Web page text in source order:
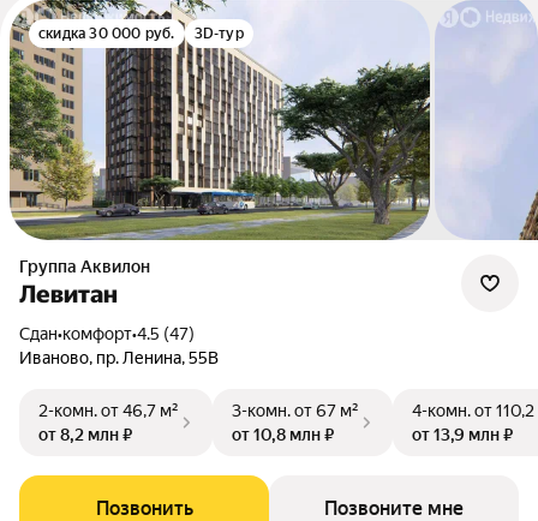
скидка 30 000 руб. 3D-тур
Группа Аквилон
Левитан
Сдан•комфорт•4.5 (47)
Иваново, пр. Ленина, 55В
2-комн.от 46,7 м²
от 8,2 млн ₽
3-комн.от 67 м²
от 10,8 млн ₽
4-комн.от
от 13,9 млн ₽
Позвонить Позвоните мне